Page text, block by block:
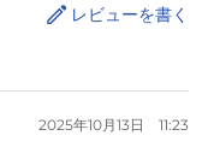
レビューを書く
2025年10月13日 11:23